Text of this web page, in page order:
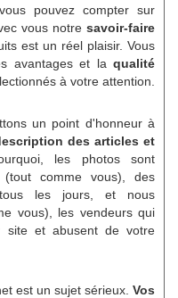
pouvez compter sur
vous notre savoir-faire
est un réel plaisir. Vous
avantages et la qualité
à votre attention.
un point d'honneur à
des articles et
les photos sont
(tout comme vous), des
les jours, et nous
vous), les vendeurs qui
site et abusent de votre
est un sujet sérieux. Vos